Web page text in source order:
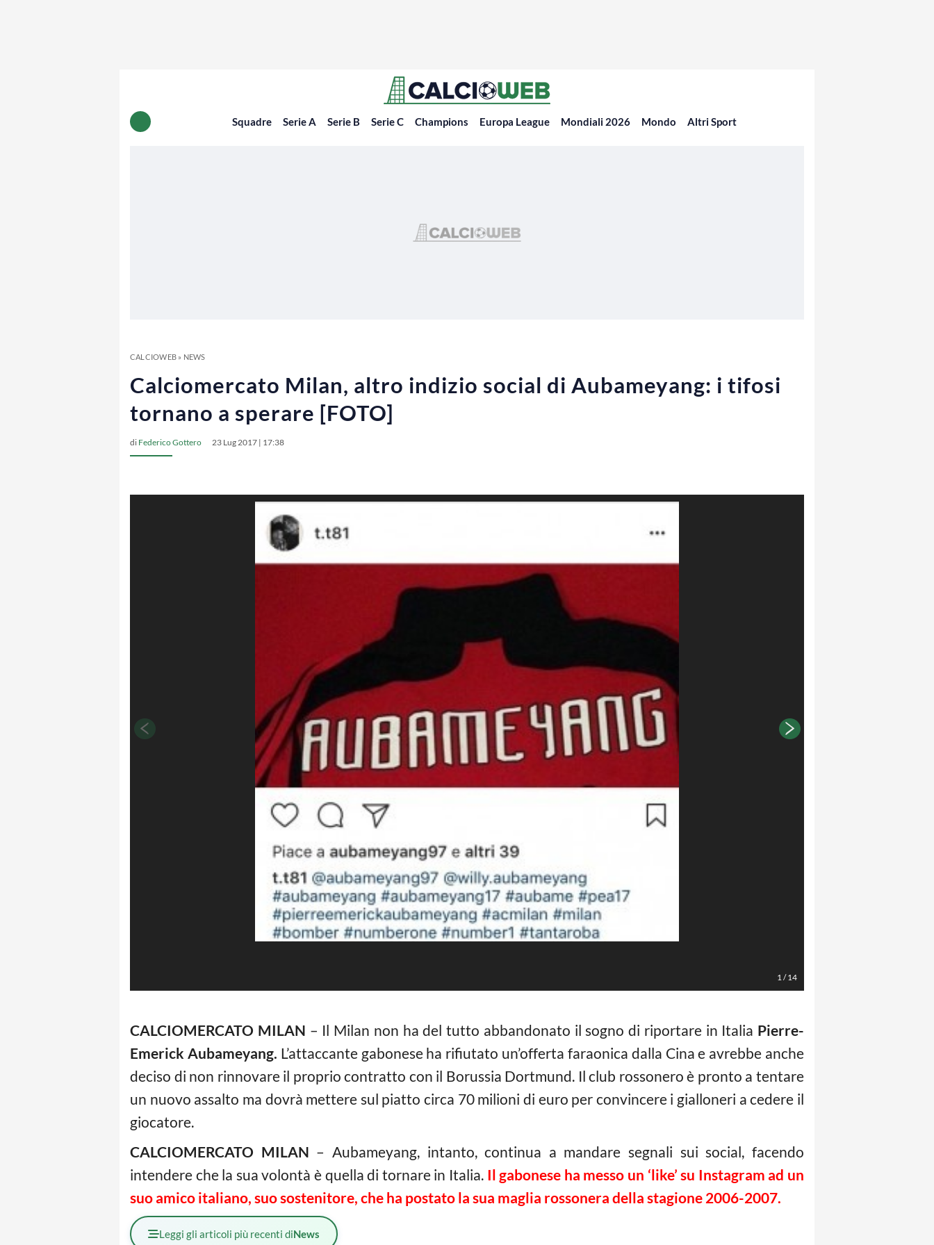
Squadre Serie A Serie B Serie C Champions Europa League Mondiali 2026 Mondo Altri Sport
CALCIOWEB» NEWS
Calciomercato Milan, altro indizio social di Aubameyang: i tifosi
tornano a sperare [FOTO]
di Federico Gottero 23 Lug 2017 | 17:38
1/14
CALCIOMERCATO MILAN – Il Milan non ha del tutto abbandonato il sogno di riportare in Italia Pierre-
Emerick Aubameyang. L’attaccante gabonese ha rifiutato un’offerta faraonica dalla Cina e avrebbe anche
deciso di non rinnovare il proprio contratto con il Borussia Dortmund. Il club rossonero è pronto a tentare
un nuovo assalto ma dovrà mettere sul piatto circa 70 milioni di euro per convincere i gialloneri a cedere il
giocatore.
CALCIOMERCATO MILAN – Aubameyang, intanto, continua a mandare segnali sui social, facendo
intendere che la sua volontà è quella di tornare in Italia. Il gabonese ha messo un ‘like’ su Instagram ad un
suo amico italiano, suo sostenitore, che ha postato la sua maglia rossonera della stagione 2006-2007.
Leggi gli articoli più recenti diNews